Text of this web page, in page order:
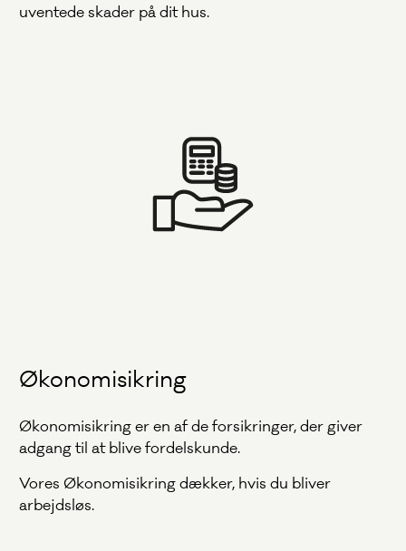
uventede skader på dit hus.
Økonomisikring
Økonomisikring er en af de forsikringer, der giver
adgang til at blive fordelskunde.
Vores Økonomisikring dækker, hvis du bliver
arbejdsløs.